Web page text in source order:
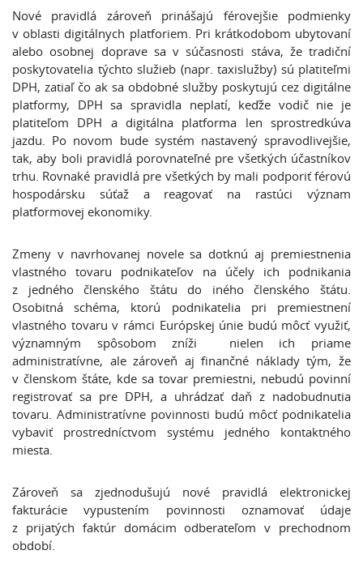
Nové pravidlá zároveň prinášajú férovejšie podmienky
v oblasti digitálnych platforiem. Pri krátkodobom ubytovaní
alebo osobnej doprave sa v súčasnosti stáva, že tradiční
poskytovatelia týchto služieb (napr. taxislužby) sú platiteľmi
DPH, zatiaľ čo ak sa obdobné služby poskytujú cez digitálne
platformy, DPH sa spravidla neplatí, keďže vodič nie je
platiteľom DPH a digitálna platforma len sprostredkúva
jazdu. Po novom bude systém nastavený spravodlivejšie,
tak, aby boli pravidlá porovnateľné pre všetkých účastníkov
trhu. Rovnaké pravidlá pre všetkých by mali podporiť férovú
hospodársku súťaž a reagovať na rastúci význam
platformovej ekonomiky.
Zmeny v navrhovanej novele sa dotknú aj premiestnenia
vlastného tovaru podnikateľov na účely ich podnikania
z jedného členského štátu do iného členského štátu.
Osobitná schéma, ktorú podnikatelia pri premiestnení
vlastného tovaru v rámci Európskej únie budú môcť využiť,
významným spôsobom zníži nielen ich priame
administratívne, ale zároveň aj finančné náklady tým, že
v členskom štáte, kde sa tovar premiestni, nebudú povinní
registrovať sa pre DPH, a uhrádzať daň z nadobudnutia
tovaru. Administratívne povinnosti budú môcť podnikatelia
vybaviť prostredníctvom systému jedného kontaktného
miesta.
Zároveň sa zjednodušujú nové pravidlá elektronickej
fakturácie vypustením povinnosti oznamovať údaje
z prijatých faktúr domácim odberateľom v prechodnom
období.